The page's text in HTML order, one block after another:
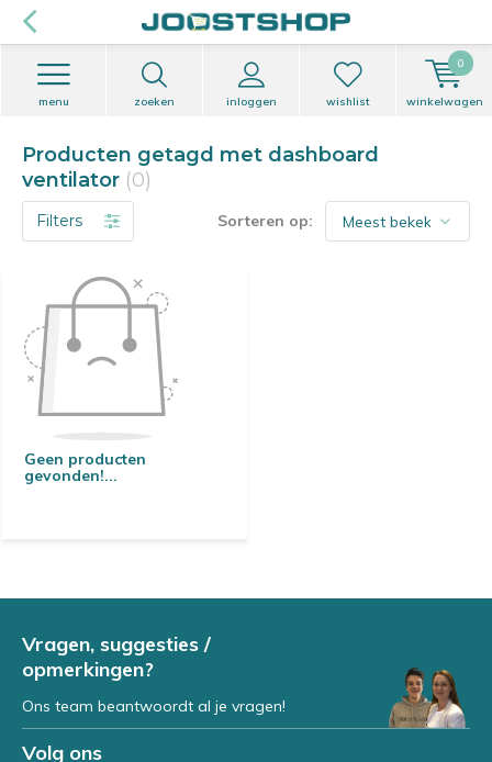
zoeken inloggen
menu wishlist winkelwagen
0
Producten getagd met dashboard
ventilator (0)
Filters Sorteren op:
Geen producten
gevonden!...
Vragen, suggesties /
opmerkingen?
Ons team beantwoordt al je vragen!
Volg ons